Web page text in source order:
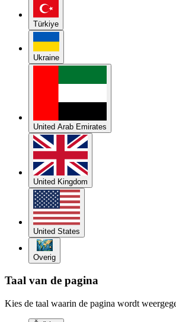
Türkiye
Ukraine
United Arab Emirates
United Kingdom
United States
Overig
Taal van de pagina
Kies de taal waarin de pagina wordt